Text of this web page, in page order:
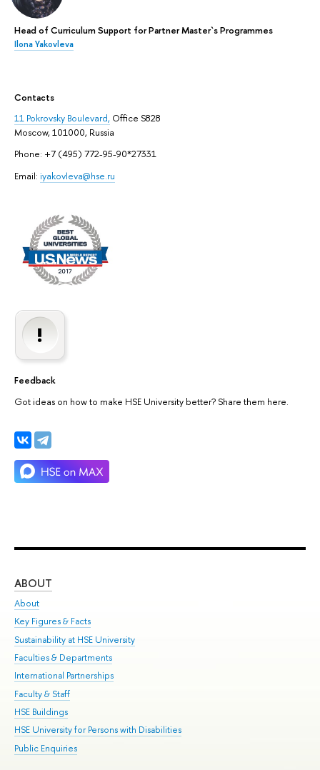
Head of Curriculum Support for Partner Master`s Programmes
Ilona Yakovleva
Contacts
11 Pokrovsky Boulevard, Office S828
Moscow, 101000, Russia
Phone: +7 (495) 772-95-90*27331
Email: iyakovleva@hse.ru
Feedback
Got ideas on how to make HSE University better? Share them here.
ABOUT
About
Key Figures & Facts
Sustainability at HSE University
Faculties & Departments
International Partnerships
Faculty & Staff
HSE Buildings
HSE University for Persons with Disabilities
Public Enquiries